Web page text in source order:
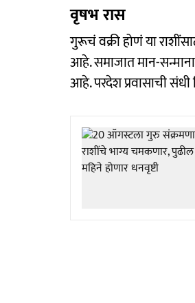
वृषभ रास
गुरूचं वक्री होणं या
आहे. समाजात मान-
आहे. परदेश प्रवासाची